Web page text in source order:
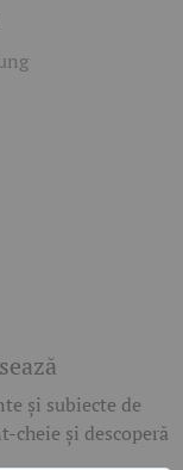
și subiecte de
cheie și descoperă